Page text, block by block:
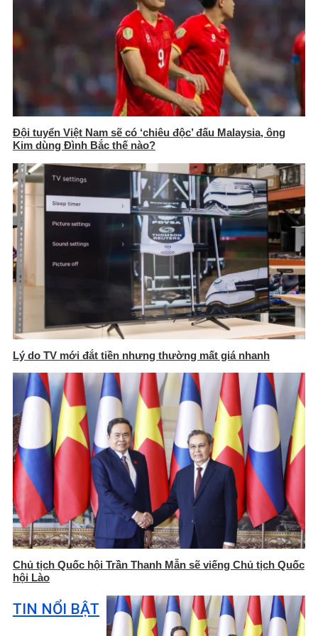
Đội tuyển Việt Nam sẽ có ‘chiêu độc’ đấu Malaysia, ông
Kim dùng Đình Bắc thế nào?
Lý do TV mới đắt tiền nhưng thường mất giá nhanh
Chủ tịch Quốc hội Trần Thanh Mẫn sẽ viếng Chủ tịch Quốc
hội Lào
TIN NỔI BẬT